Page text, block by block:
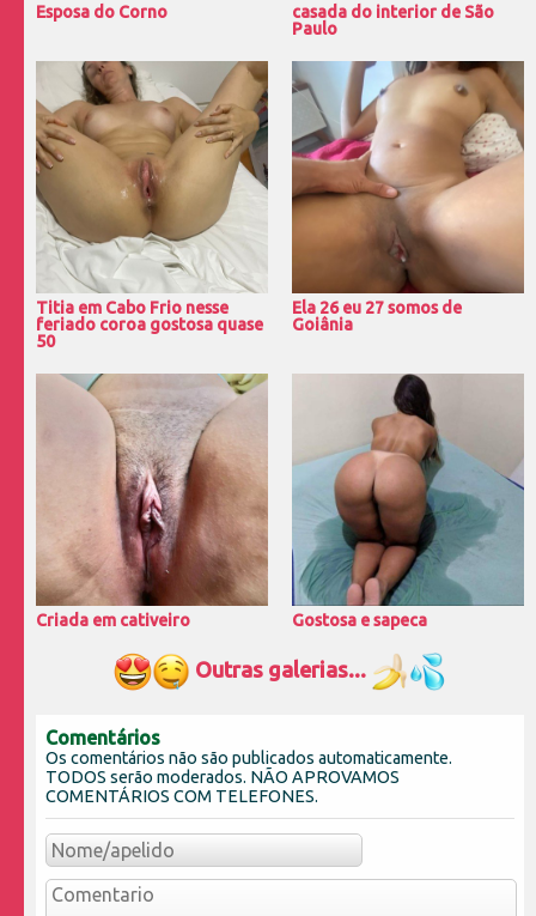
Esposa do Corno
casada do interior de São
Paulo
Titia em Cabo Frio nesse
feriado coroa gostosa quase
50
Ela 26 eu 27 somos de
Goiânia
Criada em cativeiro Gostosa e sapeca
Outras galerias...
Comentários
Os comentários não são publicados automaticamente.
TODOS serão moderados. NÃO APROVAMOS
COMENTÁRIOS COM TELEFONES.